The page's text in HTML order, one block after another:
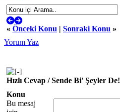
« Önceki Konu | Sonraki Konu »
Yorum Yaz
Hızlı Cevap / Sende Bi' Şeyler De!
Konu
Bu mesaj